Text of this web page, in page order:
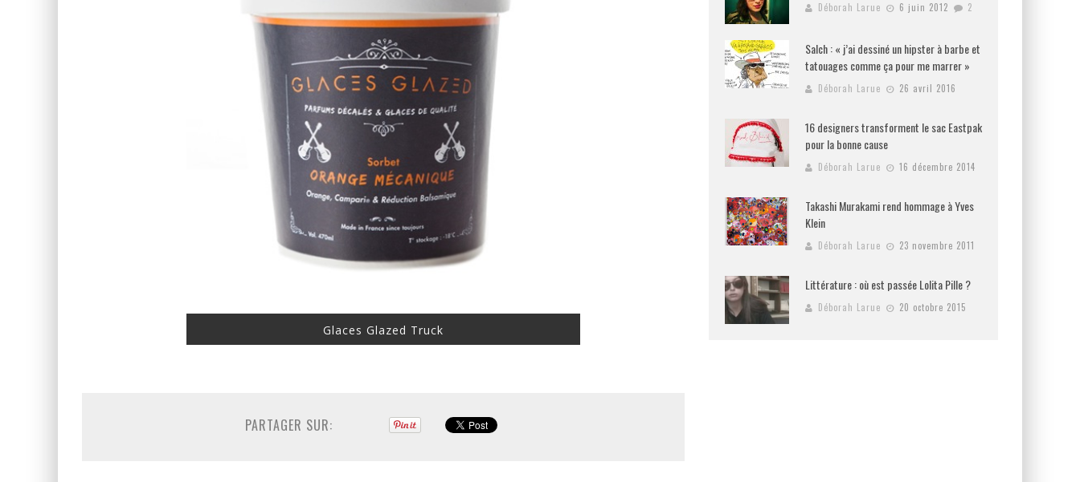
Glaces Glazed Truck
PARTAGER SUR:
Déborah Larue 6 juin 2012 2
Salch : « j’ai dessiné un hipster à barbe et
tatouages comme ça pour me marrer »
Déborah Larue 26 avril 2016
16 designers transforment le sac Eastpak
pour la bonne cause
Déborah Larue 16 décembre 2014
Takashi Murakami rend hommage à Yves
Klein
Déborah Larue 23 novembre 2011
Littérature : où est passée Lolita Pille ?
Déborah Larue 20 octobre 2015